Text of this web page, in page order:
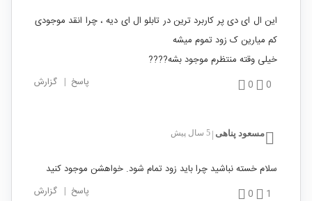
این ال ای دی پر کاربرد ترین در تابلو ال ای دیه ، چرا انقد موجودی
کم میارین ک زود تموم میشه
خیلی وقته منتظرم موجود بشه????
0
0 پاسخ | گزارش
مسعود پناهی 5 سال پیش
سلام خسته نباشید چرا باید زود تمام شود. خواهشن موجود کنید
1
0 پاسخ | گزارش